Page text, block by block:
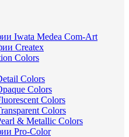
Iwata Medea Com-Art
Createx
Colors
Colors
Colors
Colors
Colors
& Metallic Colors
Pro-Color